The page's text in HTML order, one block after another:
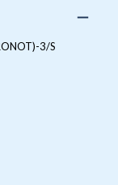
3/S